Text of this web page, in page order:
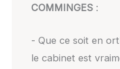
COMMINGES:
- Que ce soit en
le cabinet est